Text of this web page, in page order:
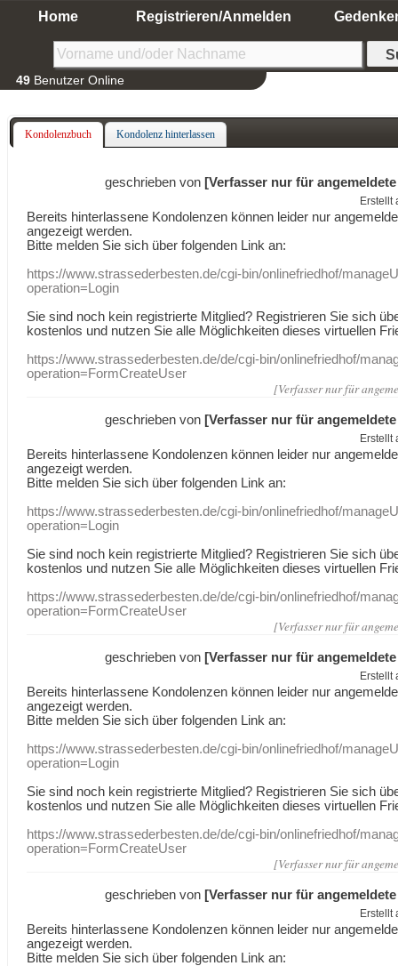
Home Registrieren/Anmelden
49 Benutzer Online
Kondolenzbuch Kondolenz hinterlassen
geschrieben von [Verfasser nur für
Erstellt
Bereits hinterlassene Kondolenzen können leider nur
angezeigt werden.
Bitte melden Sie sich über folgenden Link an:
https://www.strassederbesten.de/cgi-bin/onlinefriedhof/
operation=Login
Sie sind noch kein registrierte Mitglied? Registrieren Sie sich
kostenlos und nutzen Sie alle Möglichkeiten dieses virtuellen
https://www.strassederbesten.de/de/cgi-bin/onlinefriedhof/
operation=FormCreateUser
[Verfasser nur für
geschrieben von [Verfasser nur für
Erstellt
Bereits hinterlassene Kondolenzen können leider nur
angezeigt werden.
Bitte melden Sie sich über folgenden Link an:
https://www.strassederbesten.de/cgi-bin/onlinefriedhof/
operation=Login
Sie sind noch kein registrierte Mitglied? Registrieren Sie sich
kostenlos und nutzen Sie alle Möglichkeiten dieses virtuellen
https://www.strassederbesten.de/de/cgi-bin/onlinefriedhof/
operation=FormCreateUser
[Verfasser nur für
geschrieben von [Verfasser nur für
Erstellt
Bereits hinterlassene Kondolenzen können leider nur
angezeigt werden.
Bitte melden Sie sich über folgenden Link an:
https://www.strassederbesten.de/cgi-bin/onlinefriedhof/
operation=Login
Sie sind noch kein registrierte Mitglied? Registrieren Sie sich
kostenlos und nutzen Sie alle Möglichkeiten dieses virtuellen
https://www.strassederbesten.de/de/cgi-bin/onlinefriedhof/
operation=FormCreateUser
[Verfasser nur für
geschrieben von [Verfasser nur für
Erstellt
Bereits hinterlassene Kondolenzen können leider nur
angezeigt werden.
Bitte melden Sie sich über folgenden Link an: